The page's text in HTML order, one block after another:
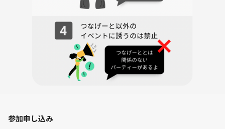
13:00 チーム分け、ビーチバレー開始
※場所の詳細はメンバーのみにお知らせします。
15:00 解散、任意でごはん、飲み会など🍻
雨天中止（中止の場合は当日に連絡します）
一報くださると幸いです。
参加申し込み